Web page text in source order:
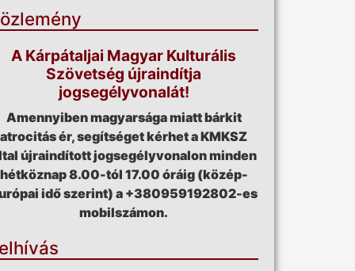
A Kárpátaljai Magyar Kulturális
Szövetség újraindítja
jogsegélyvonalát!
Amennyiben magyarsága miatt bárkit
atrocitás ér, segítséget kérhet a KMKSZ
újraindított jogsegélyvonalon minden
hétköznap 8.00-tól 17.00 óráig (közép-
idő szerint) a +380959192802-es
mobilszámon.